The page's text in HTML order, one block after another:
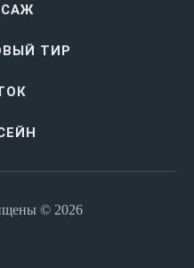
ТИР
© 2026